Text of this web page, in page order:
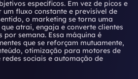
específicos. Em vez de picos e
fluxo constante e previsível de
o marketing se torna uma
atrai, engaja e converte clientes
por semana. Essa máquina é
que se reforçam mutuamente,
otimização para motores de
redes sociais e automação de